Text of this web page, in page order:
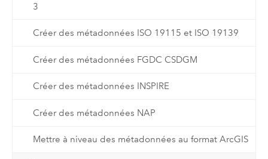
3
Créer des métadonnées ISO 19115 et ISO 19139
Créer des métadonnées FGDC CSDGM
Créer des métadonnées INSPIRE
Créer des métadonnées NAP
Mettre à niveau des métadonnées au format ArcGIS